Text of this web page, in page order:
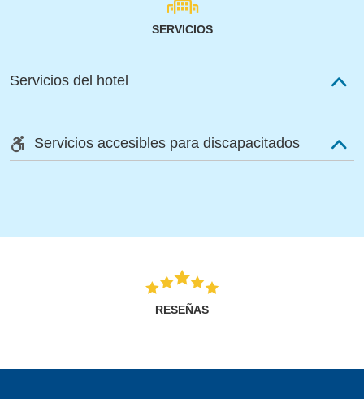
SERVICIOS
Servicios del hotel
Servicios accesibles para discapacitados
RESEÑAS